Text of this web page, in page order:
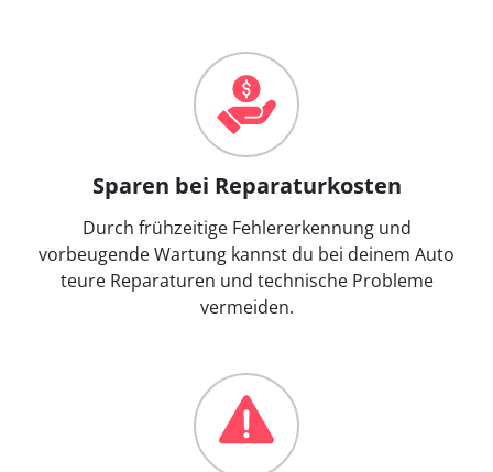
Sparen bei Reparaturkosten
Durch frühzeitige Fehlererkennung und
vorbeugende Wartung kannst du bei deinem Auto
teure Reparaturen und technische Probleme
vermeiden.